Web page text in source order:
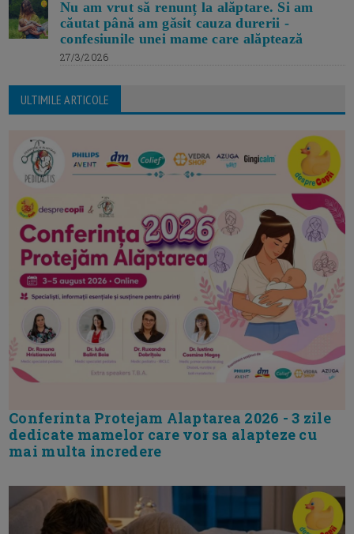
Nu am vrut să renunț la alăptare. Si am
căutat până am găsit cauza durerii -
confesiunile unei mame care alăptează
27/3/2026
ULTIMILE ARTICOLE
Conferinta Protejam Alaptarea 2026 - 3 zile
dedicate mamelor care vor sa alapteze cu
mai multa incredere